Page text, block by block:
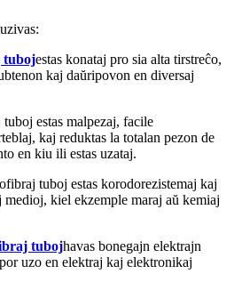
estas konataj pro sia alta tirstreĉo,
kaj daŭripovon en diversaj
estas malpezaj, facile
kaj reduktas la totalan pezon de
en kiu ili estas uzataj.
tuboj estas korodorezistemaj kaj
medioj, kiel ekzemple maraj aŭ kemiaj
tubojhavas bonegajn elektrajn
uzo en elektraj kaj elektronikaj